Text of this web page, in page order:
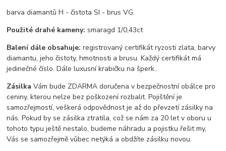
barva diamantů H - čistota SI - brus VG.
Použité drahé kameny: smaragd 1/0,43ct
Balení dále obsahuje: registrovaný certifikát ryzosti zlata, barvy
diamantu, jeho čistoty, hmotnosti a brusu. Každý certifikát má
jedinečné číslo. Dále luxusní krabičku na šperk..
Zásilka Vám bude ZDARMA doručena v bezpečnostní obálce pro
ceniny, kterou nelze bez poškození rozbalit. Pojištění je
samozřejmostí, veškerá odpovědnost je až do převzetí zásilky na
nás. Pokud by se zásilka ztratila, což se nám za 20 let v oboru u
tohoto typu ještě nestalo, budeme náhradu a pojistku řešit my,
Vás se samozřejmě vůbec netýká a obdžíte zásilku novou.